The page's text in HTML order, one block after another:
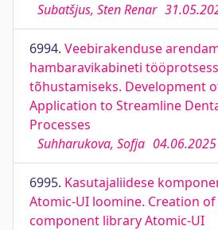
Subatšjus, Sten Renar
6994. Veebirakenduse
hambaravikabineti
tõhustamiseks. Development
Application to Streamline
Processes
Suhharukova, Sofja 04.06.2025
6995. Kasutajaliidese
Atomic-UI loomine. Creation
component library Atomic-UI